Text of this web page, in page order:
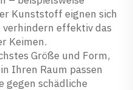
Kunststoff eignen sich
verhindern effektiv das
Keimen.
Größe und Form,
Ihren Raum passen
gegen schädliche